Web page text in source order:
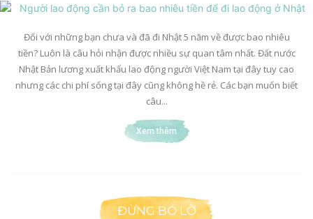
Đối với những bạn chưa và đã đi Nhật 5 năm về được bao nhiêu
tiền? Luôn là câu hỏi nhận được nhiều sự quan tâm nhất. Đất nước
Nhật Bản lương xuất khẩu lao động người Việt Nam tại đây tuy cao
nhưng các chi phí sống tại đây cũng không hề rẻ. Các bạn muốn biết
câu...
Xem thêm
ĐỪNG BỎ LỠ